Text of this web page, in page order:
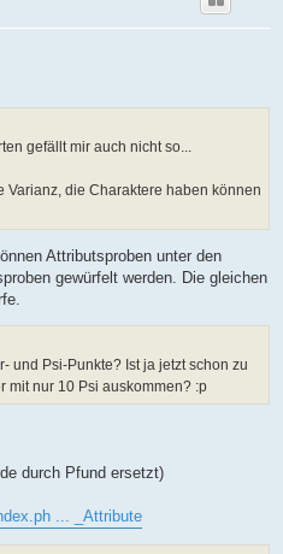
gefällt mir auch nicht so...
Varianz, die Charaktere haben können
Attributsproben unter den
gewürfelt werden. Die gleichen
und Psi-Punkte? Ist ja jetzt schon zu
mit nur 10 Psi auskommen? :p
durch Pfund ersetzt)
... _Attribute